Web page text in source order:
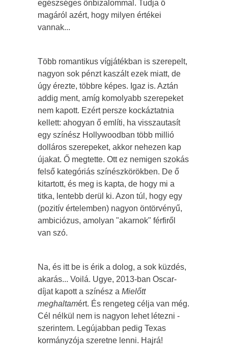
egészséges önbizalommal. Tudja ő
magáról azért, hogy milyen értékei
vannak...
Több romantikus vígjátékban is szerepelt,
nagyon sok pénzt kaszált ezek miatt, de
úgy érezte, többre képes. Igaz is. Aztán
addig ment, amíg komolyabb szerepeket
nem kapott. Ezért persze kockáztatnia
kellett: ahogyan ő említi, ha visszautasít
egy színész Hollywoodban több millió
dolláros szerepeket, akkor nehezen kap
újakat. Ő megtette. Ott ez nemigen szokás
felső kategóriás színészkörökben. De ő
kitartott, és meg is kapta, de hogy mi a
titka, lentebb derül ki. Azon túl, hogy egy
(pozitív értelemben) nagyon öntörvényű,
ambiciózus, amolyan "akarnok" férfiről
van szó.
Na, és itt be is érik a dolog, a sok küzdés,
akarás... Voilá. Ugye, 2013-ban Oscar-
díjat kapott a színész a Mielőtt
meghaltamért. És rengeteg célja van még.
Cél nélkül nem is nagyon lehet létezni -
szerintem. Legújabban pedig Texas
kormányzója szeretne lenni. Hajrá!